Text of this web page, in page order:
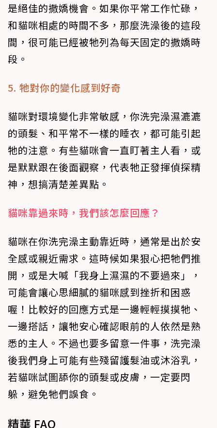
是絕佳的撒嬌機會。如果你平常工作忙碌，
和貓咪相處的時間不多，那麼洗澡後的這段
間，很可能已經被牠列為每天固定的撒嬌時
段。
5. 牠對你的變化感到好奇
貓咪對環境變化非常敏感，你洗完澡濕漉漉
的頭髮、和平常不一樣的睡衣，都可能引起
牠的注意。有些貓咪會一直盯著主人看，或
是默默跟在後面觀察，代表牠正發揮偵探精
神，想搞清楚差異點。
貓咪靠過來時，我們該怎麼回應？
貓咪在你洗完澡主動靠近時，通常是出於安
全感或親近需求。這時候如果狠心把牠們推
開，或是大喊「我身上濕濕的不要過來」，
可能會讓心思細膩的貓咪感到挫折和困惑
喔！比較好的回應方式是一邊輕輕摸摸牠、
一邊搭話，讓牠安心確認眼前的人依然是熟
悉的主人。不過也要多留意一件事，洗完澡
後我們身上可能有些殘留護髮油或沐浴乳，
若貓咪試圖舔你的頭髮或皮膚，一定要閃
躲，避免牠們誤食。
精華 FAQ